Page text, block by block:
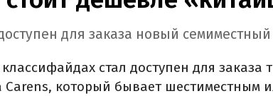
для заказа новый
стал доступен для
Carens, который бывает шестиместным